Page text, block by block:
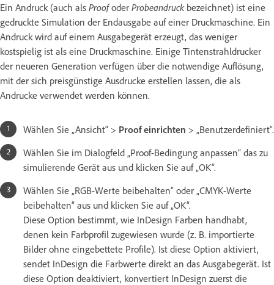
Ein Andruck (auch als Proofoder Probeandruckbezeichnet) ist eine
gedruckte Simulation der Endausgabe auf einer Druckmaschine. Ein
Andruck wird auf einem Ausgabegerät erzeugt, das weniger
kostspielig ist als eine Druckmaschine. Einige Tintenstrahldrucker
der neueren Generation verfügen über die notwendige Auflösung,
mit der sich preisgünstige Ausdrucke erstellen lassen, die als
Andrucke verwendet werden können.
Wählen Sie „Ansicht“ > Proof einrichten > „Benutzerdefiniert“.
Wählen Sie im Dialogfeld „Proof-Bedingung anpassen“ das zu
simulierende Gerät aus und klicken Sie auf „OK“.
Wählen Sie „RGB-Werte beibehalten“ oder „CMYK-Werte
beibehalten“ aus und klicken Sie auf „OK“.
Diese Option bestimmt, wie InDesign Farben handhabt,
denen kein Farbprofil zugewiesen wurde (z. B. importierte
Bilder ohne eingebettete Profile). Ist diese Option aktiviert,
sendet InDesign die Farbwerte direkt an das Ausgabegerät. Ist
diese Option deaktiviert, konvertiert InDesign zuerst die